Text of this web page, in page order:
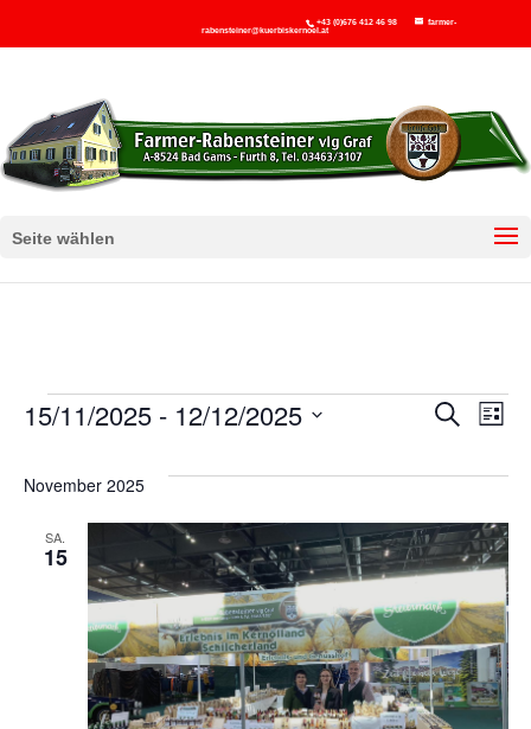
+43 (0)676 412 46 98
farmer-
rabensteiner@kuerbiskernoel.at
Seite wählen
Veranstaltungen
und
Suche
Liste
15/11/2025 - 12/12/2025
wählen.
November 2025
SA.
15